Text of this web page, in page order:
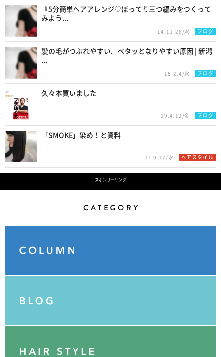
『5分簡単ヘアアレンジ♡ぼってり三つ編みをつくって
みよう...
14.11.26/水 ブログ
髪の毛がつぶれやすい、ペタッとなりやすい原因 | 新潟
...
15.2.4/水 ブログ
久々本買いました
19.4.12/金 ブログ
「SMOKE」染め！と資料
17.9.27/水 ヘアスタイル
スポンサーリンク